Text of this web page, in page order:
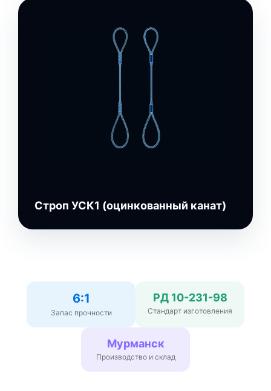
Строп УСК1 (оцинкованный канат)
6:1
Запас прочности
РД 10-231-98
Стандарт изготовления
Мурманск
Производство и склад